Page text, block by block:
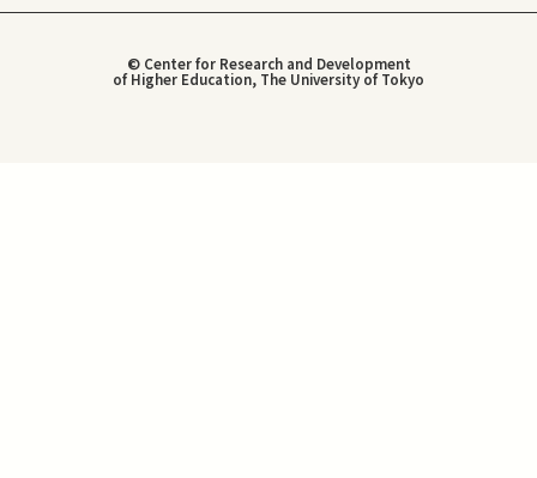
© Center for Research and Development
of Higher Education, The University of Tokyo